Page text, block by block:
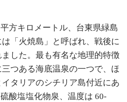
方キロメートル、台東県緑島
「火焼島」と呼ばれ、戦後に
した。最も有名な地理的特徴
つある海底温泉の一つで、ほ
タリアのシチリア島付近にあ
酸塩塩化物泉、温度は 60-